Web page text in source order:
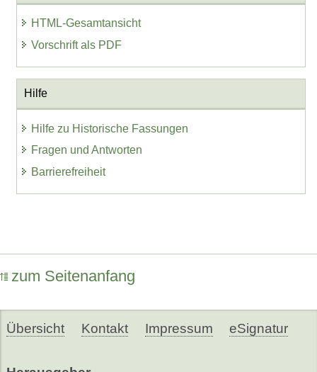
HTML-Gesamtansicht
Vorschrift als PDF
Hilfe
Hilfe zu Historische Fassungen
Fragen und Antworten
Barrierefreiheit
zum Seitenanfang
Übersicht Kontakt Impressum eSignatur